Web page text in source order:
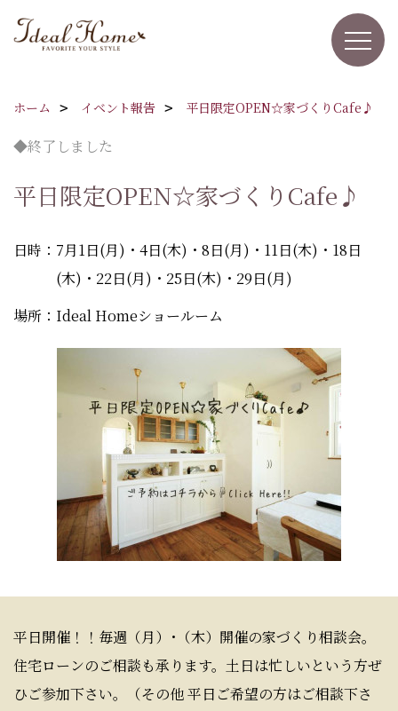
ホーム イベント報告 平日限定OPEN☆家づくりCafe♪
◆終了しました
平日限定OPEN☆家づくりCafe♪
日時：7月1日(月)・4日(木)・8日(月)・11日(木)・18日
(木)・22日(月)・25日(木)・29日(月)
場所：Ideal Homeショールーム
平日開催！！毎週（月）･（木）開催の家づくり相談会。
住宅ローンのご相談も承ります。土日は忙しいという方ぜ
ひご参加下さい。（その他 平日ご希望の方はご相談下さ